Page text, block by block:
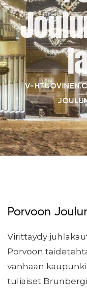
V-
Porvoon
Virittäydy
Porvoon
vanhaan
tuliaiset